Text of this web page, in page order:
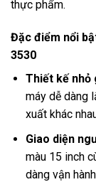
thực phẩm.
Đặc điểm nổi
3530
Thiết kế nhỏ
máy dễ dàng
xuất khác
Giao diện
màu 15 inch
dàng vận